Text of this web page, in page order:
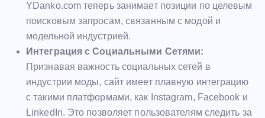
YDanko.com теперь занимает позиции по целевым
поисковым запросам, связанным с модой и
модельной индустрией.
Интеграция с Социальными Сетями:
Признавая важность социальных сетей в
индустрии моды, сайт имеет плавную интеграцию
с такими платформами, как Instagram, Facebook и
LinkedIn. Это позволяет пользователям следить за